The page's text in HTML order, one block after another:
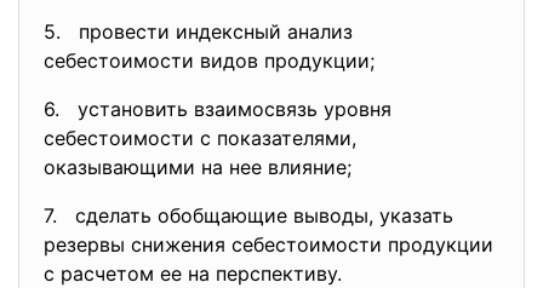
5. провести индексный анализ
себестоимости видов продукции;
6. установить взаимосвязь уровня
себестоимости с показателями,
оказывающими на нее влияние;
7. сделать обобщающие выводы, указать
резервы снижения себестоимости продукции
с расчетом ее на перспективу.